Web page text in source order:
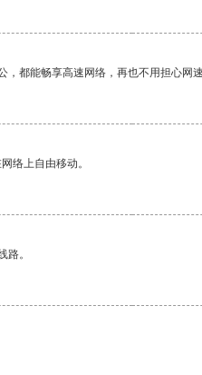
都能畅享高速网络，再也不用担心网速
络上自由移动。
。